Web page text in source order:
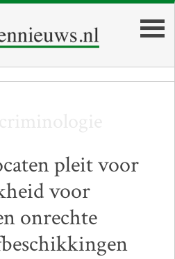
pleit voor
voor
onrechte